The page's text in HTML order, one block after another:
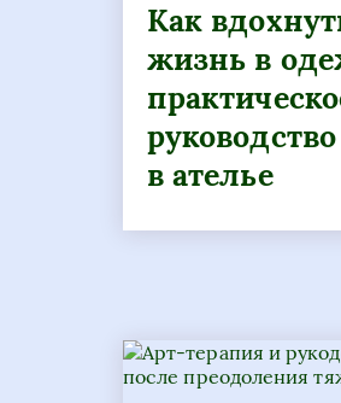
Как
жизнь в
в ателье